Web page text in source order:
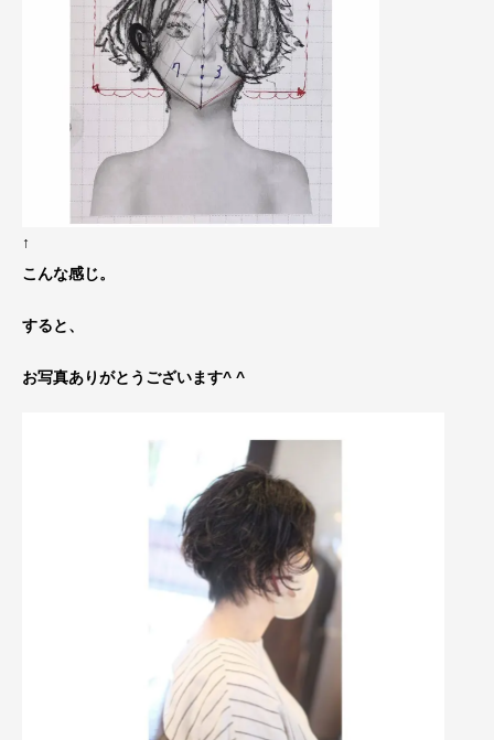
↑
こんな感じ。
すると、
お写真ありがとうございます^ ^